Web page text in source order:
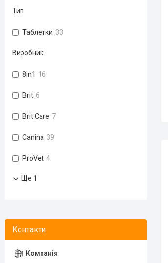
Тип
Таблетки 33
Виробник
8in1 16
Brit 6
Brit Care 7
Canina 39
ProVet 4
Ще 1